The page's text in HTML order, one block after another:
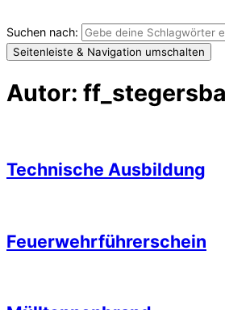
Suchen nach:
Seitenleiste & Navigation umschalten
Autor:
Technische Ausbildung
Feuerwehrführerschein